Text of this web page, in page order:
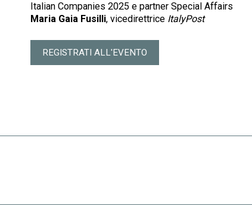
Italian Companies 2025 e partner Special Affairs
Maria Gaia Fusilli, vicedirettrice ItalyPost
REGISTRATI ALL'EVENTO